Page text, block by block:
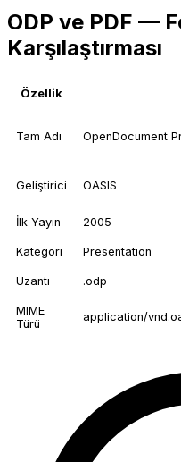
ODP ve PDF —
Karşılaştırması
Özellik
Tam Adı OpenDocument
Geliştirici OASIS
İlk Yayın 2005
Kategori Presentation
Uzantı .odp
MIME
Türü
application/